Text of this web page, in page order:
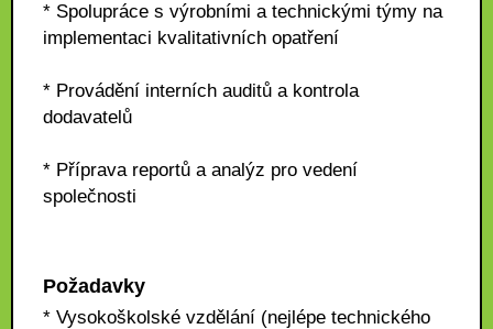
* Spolupráce s výrobními a technickými týmy na
implementaci kvalitativních opatření
* Provádění interních auditů a kontrola
dodavatelů
* Příprava reportů a analýz pro vedení
společnosti
Požadavky
* Vysokoškolské vzdělání (nejlépe technického